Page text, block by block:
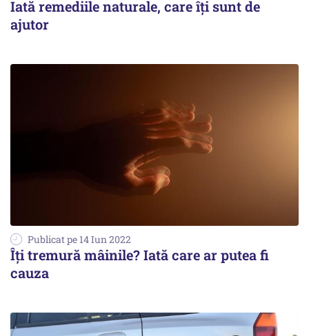
Iată remediile naturale, care îți sunt de
ajutor
Publicat pe 14 Iun 2022
Îţi tremură mâinile? Iată care ar putea fi
cauza